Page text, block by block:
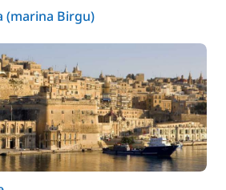
(marina Birgu)